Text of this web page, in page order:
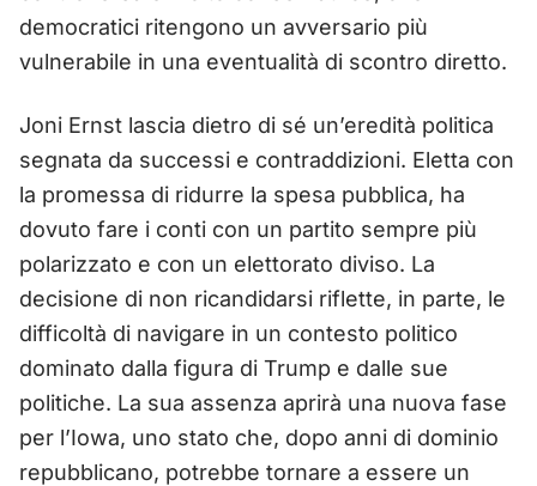
democratici ritengono un avversario più
vulnerabile in una eventualità di scontro diretto.
Joni Ernst lascia dietro di sé un’eredità politica
segnata da successi e contraddizioni. Eletta con
la promessa di ridurre la spesa pubblica, ha
dovuto fare i conti con un partito sempre più
polarizzato e con un elettorato diviso. La
decisione di non ricandidarsi riflette, in parte, le
difficoltà di navigare in un contesto politico
dominato dalla figura di Trump e dalle sue
politiche. La sua assenza aprirà una nuova fase
per l’Iowa, uno stato che, dopo anni di dominio
repubblicano, potrebbe tornare a essere un